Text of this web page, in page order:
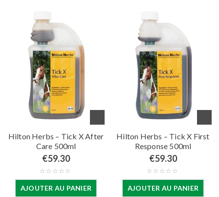
Hilton Herbs – Tick X After
Care 500ml
€59.30
AJOUTER AU PANIER
Hilton Herbs – Tick X First
Response 500ml
€59.30
AJOUTER AU PANIER